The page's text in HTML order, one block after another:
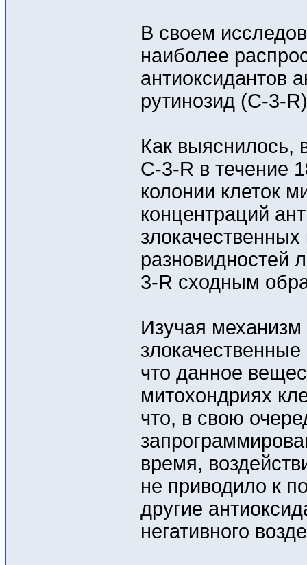
В своем
наиболее
антиоксидантов
рутинозид (C-3-
Как выяснилось,
C-3-R в течение
колонии клеток
концентраций
разновидностей
3-R сходным
Изучая механизм
что данное
митохондриях
что, в свою
время,
не приводило к
другие
негативного